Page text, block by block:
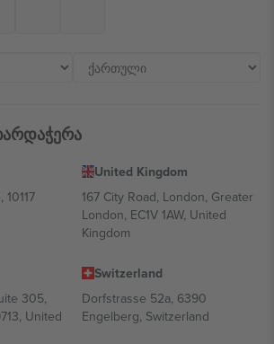
United Kingdom
167 City Road, London, Greater
London, EC1V 1AW, United
Kingdom
305,
United
Switzerland
Dorfstrasse 52a, 6390
Engelberg, Switzerland